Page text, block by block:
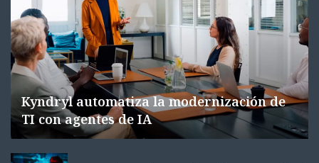
Kyndryl automatiza la modernización de
TI con agentes de IA